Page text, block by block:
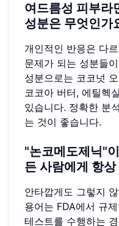
여드름성 피부라
성분은 무엇인가
개인적인 반응은 다
문제가 되는 성분들
성분으로는 코코넛
코코아 버터, 에틸헥
있습니다. 정확한 분
는 것이 좋습니다.
"논코메도제닉"
든 사람에게 항
안타깝게도 그렇지
용어는 FDA에서 규
테스트를 수행하는